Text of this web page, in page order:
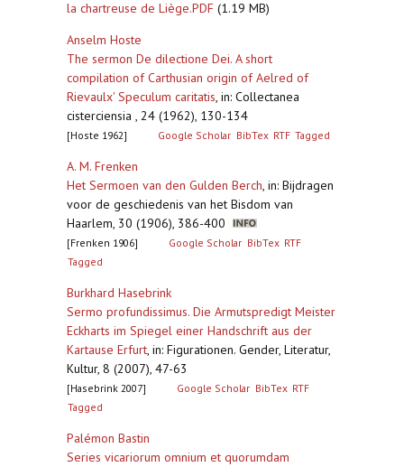
la chartreuse de Liège.PDF (1.19 MB)
Anselm Hoste
The sermon De dilectione Dei. A short
compilation of Carthusian origin of Aelred of
Rievaulx' Speculum caritatis, in: Collectanea
cisterciensia , 24 (1962), 130-134
[Hoste 1962] Google Scholar BibTex RTF Tagged
A. M. Frenken
Het Sermoen van den Gulden Berch, in: Bijdragen
voor de geschiedenis van het Bisdom van
Haarlem, 30 (1906), 386-400
[Frenken 1906] Google Scholar BibTex RTF
Tagged
Burkhard Hasebrink
Sermo profundissimus. Die Armutspredigt Meister
Eckharts im Spiegel einer Handschrift aus der
Kartause Erfurt, in: Figurationen. Gender, Literatur,
Kultur, 8 (2007), 47-63
[Hasebrink 2007] Google Scholar BibTex RTF
Tagged
Palémon Bastin
Series vicariorum omnium et quorumdam